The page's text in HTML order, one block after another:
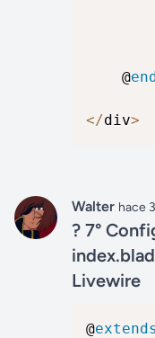
	@
</div>
Walter hace
? 7°
Livewire
@extends